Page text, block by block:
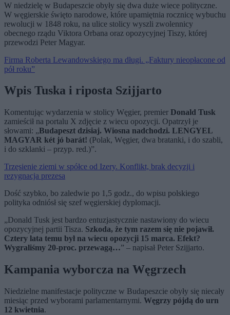
W niedzielę w Budapeszcie obyły się dwa duże wiece polityczne.
W węgierskie święto narodowe, które upamiętnia rocznicę wybuchu
rewolucji w 1848 roku, na ulice stolicy wyszli zwolennicy
obecnego rządu Viktora Orbana oraz opozycyjnej Tiszy, której
przewodzi Peter Magyar.
Firma Roberta Lewandowskiego ma długi. „Faktury nieopłacone od
pół roku”
Wpis Tuska i riposta Szijjarto
Komentując wydarzenia w stolicy Węgier, premier Donald Tusk
zamieścił na portalu X zdjęcie z wiecu opozycji. Opatrzył je
słowami: „Budapeszt dzisiaj. Wiosna nadchodzi. LENGYEL
MAGYAR két jó barát! (Polak, Węgier, dwa bratanki, i do szabli,
i do szklanki – przyp. red.)”.
Trzęsienie ziemi w spółce od Izery. Konflikt, brak decyzji i
rezygnacja prezesa
Dość szybko, bo zaledwie po 1,5 godz., do wpisu polskiego
polityka odniósł się szef węgierskiej dyplomacji.
„Donald Tusk jest bardzo entuzjastycznie nastawiony do wiecu
opozycyjnej partii Tisza. Szkoda, że tym razem się nie pojawił.
Cztery lata temu był na wiecu opozycji 15 marca. Efekt?
Wygraliśmy 20-proc. przewagą…” – napisał Peter Szijjarto.
Kampania wyborcza na Węgrzech
Niedzielne manifestacje polityczne w Budapeszcie obyły się niecały
miesiąc przed wyborami parlamentarnymi. Węgrzy pójdą do urn
12 kwietnia.